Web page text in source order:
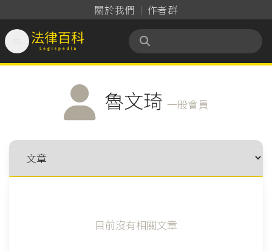
關於我們 作者群
法律百科 Legispedia
魯文琦 一般會員
目前沒有相關文章